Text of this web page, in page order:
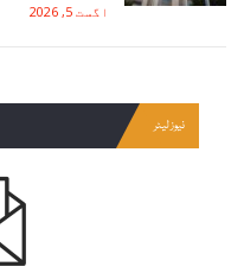
اگست 5, 2026
نیوز لیٹر